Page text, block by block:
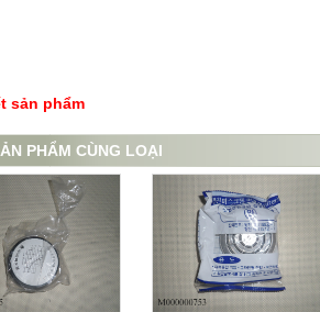
sản phẩm
PHẨM CÙNG LOẠI